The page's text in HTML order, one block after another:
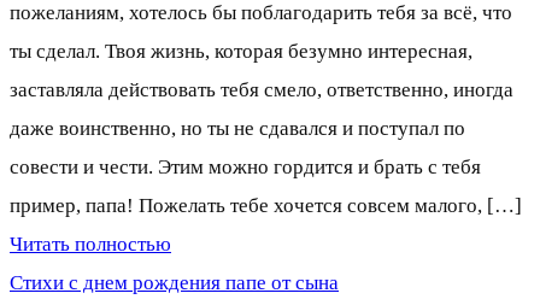
пожеланиям, хотелось бы поблагодарить тебя за всё, что
ты сделал. Твоя жизнь, которая безумно интересная,
заставляла действовать тебя смело, ответственно, иногда
даже воинственно, но ты не сдавался и поступал по
совести и чести. Этим можно гордится и брать с тебя
пример, папа! Пожелать тебе хочется совсем малого, […]
Читать полностью
Стихи с днем рождения папе от сына